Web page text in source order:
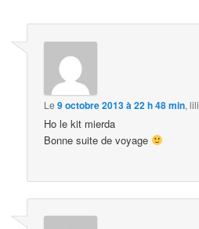
Le9 octobre 2013 à 22 h 48 min,lili
Ho le kit mierda
Bonne suite de voyage